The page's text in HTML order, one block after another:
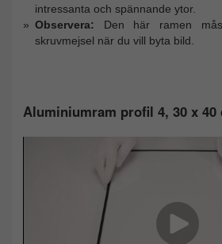
intressanta och spännande ytor.
Observera: Den här ramen
skruvmejsel när du vill byta bild.
Aluminiumram profil 4, 30 x